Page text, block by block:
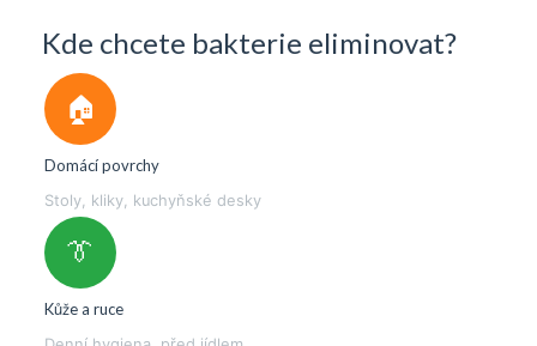
Kde chcete bakterie eliminovat?
🏠
Domácí povrchy
Stoly, kliky, kuchyňské desky
👔
Kůže a ruce